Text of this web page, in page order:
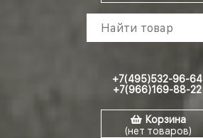
+7(495)532-96-64
+7(966)169-88-22
Корзина
(нет товаров)